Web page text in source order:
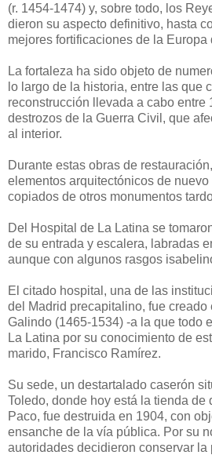
(r. 1454-1474) y, sobre todo, los
dieron su aspecto definitivo, hasta
mejores fortificaciones de la Europa
La fortaleza ha sido objeto de
lo largo de la historia, entre las que
reconstrucción llevada a cabo entre
destrozos de la Guerra Civil, que
al interior.
Durante estas obras de
elementos arquitectónicos de
copiados de otros monumentos
Del Hospital de La Latina se
de su entrada y escalera, labradas
aunque con algunos rasgos
El citado hospital, una de las
del Madrid precapitalino, fue creado
Galindo (1465-1534) -a la que todo
La Latina por su conocimiento de
marido, Francisco Ramírez.
Su sede, un destartalado caserón
Toledo, donde hoy está la tienda de
Paco, fue destruida en 1904, con
ensanche de la vía pública. Por su
autoridades decidieron conservar la